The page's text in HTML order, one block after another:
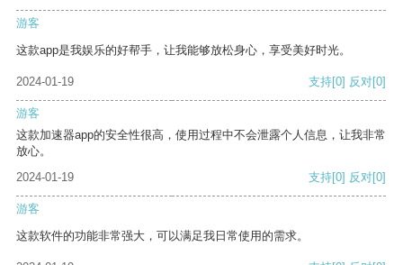
游客
这款app是我娱乐的好帮手，让我能够放松身心，享受美好时光。
2024-01-19 支持[0] 反对[0]
游客
这款加速器app的安全性很高，使用过程中不会泄露个人信息，让我非常
放心。
2024-01-19
支持[0] 反对[0]
游客
这款软件的功能非常强大，可以满足我日常使用的需求。